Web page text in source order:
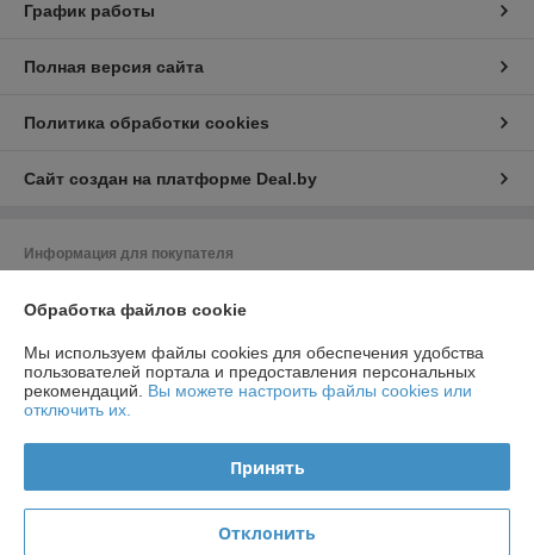
График работы
Полная версия сайта
Политика обработки cookies
Сайт создан на платформе Deal.by
Информация для покупателя
Леонардович
Регистрационный номер ЕГР: 190603221
УНП: 190603221
Регистрационный орган: Минский городской исполнительный комитет
Дата регистрации компании: 19.07.2018
Ссылка на свидетельство/лицензию
Обработка файлов cookie
Мы используем файлы cookies для обеспечения удобства
пользователей портала и предоставления персональных
рекомендаций. Вы можете настроить файлы cookies или
отключить их.
Принять
Отклонить